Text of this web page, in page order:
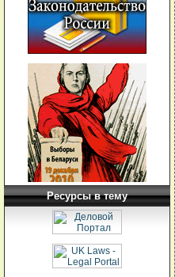
Ресурсы в тему